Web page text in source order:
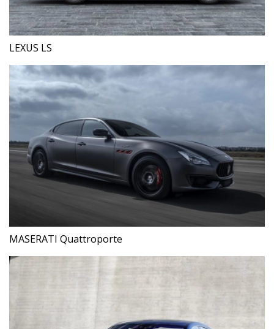
LEXUS LS
MASERATI Quattroporte